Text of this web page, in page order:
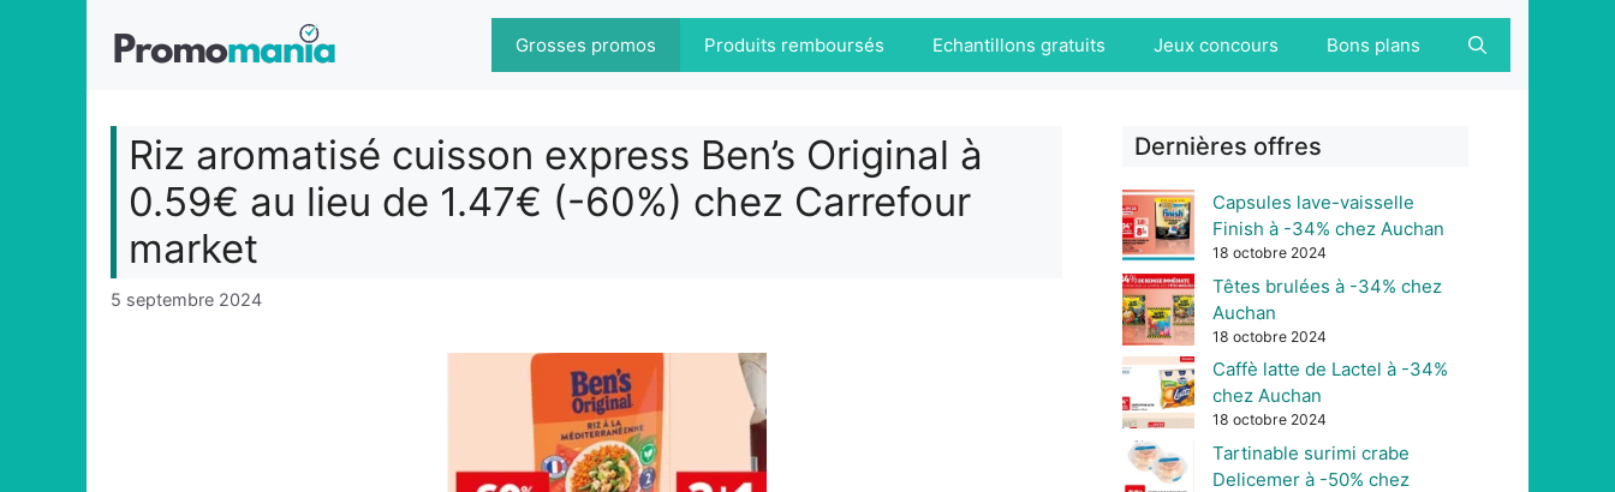
Grosses promos Produits remboursés Echantillons gratuits Jeux concours Bons plans
Riz aromatisé cuisson express Ben’s Original à
0.59€ au lieu de 1.47€ (-60%) chez Carrefour
market
5 septembre 2024
Dernières offres
Capsules lave-vaisselle
Finish à -34% chez Auchan
18 octobre 2024
Têtes brulées à -34% chez
Auchan
18 octobre 2024
Caffè latte de Lactel à -34%
chez Auchan
18 octobre 2024
Tartinable surimi crabe
Delicemer à -50% chez